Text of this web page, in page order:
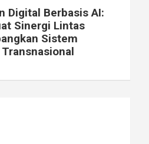
Digital Berbasis AI:
Sinergi Lintas
Sistem